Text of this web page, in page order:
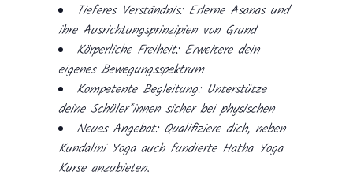
Tieferes Verständnis: Erlerne Asanas und
ihre Ausrichtungsprinzipien von Grund
Körperliche Freiheit: Erweitere dein
eigenes Bewegungsspektrum
Kompetente Begleitung: Unterstütze
deine Schüler*innen sicher bei physischen
Neues Angebot: Qualifiziere dich, neben
Kundalini Yoga auch fundierte Hatha Yoga
Kurse anzubieten.